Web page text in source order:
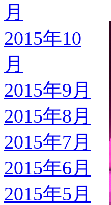
月
2015年10
月
2015年9月
2015年8月
2015年7月
2015年6月
2015年5月